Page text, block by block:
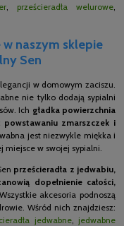
prześcieradła welurowe
naszym sklepie
Sen
w domowym zaciszu.
nie tylko dodają sypialni
Ich gładka powierzchnia
powstawaniu zmarszczek i
jest niezwykle miękka i
w swojej sypialni.
prześcieradła z jedwabiu,
dopełnienie całości,
Wszystkie akcesoria podnoszą
Wśród nich znajdziesz:
jedwabne, jedwabne